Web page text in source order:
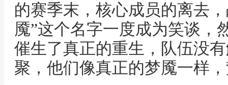
的赛季末，核心成员的离去
魇”这个名字一度成为笑谈，
催生了真正的重生，队伍没
聚，他们像真正的梦魇一样